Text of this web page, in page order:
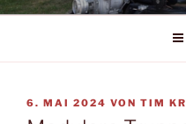
VERÖFFENTLICHT
AM
6. MAI 2024 VON TIM